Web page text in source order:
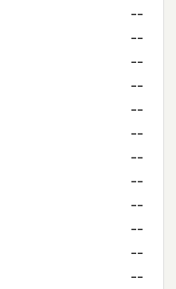
--
--
--
--
--
--
--
--
--
--
--
--